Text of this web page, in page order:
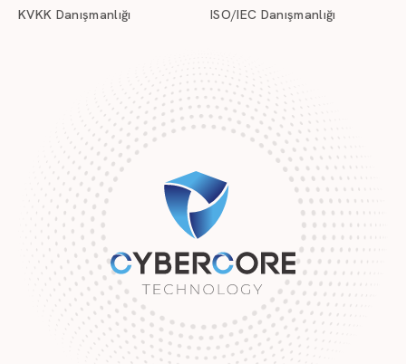
KVKK Danışmanlığı
ISO/IEC Danışmanlığı